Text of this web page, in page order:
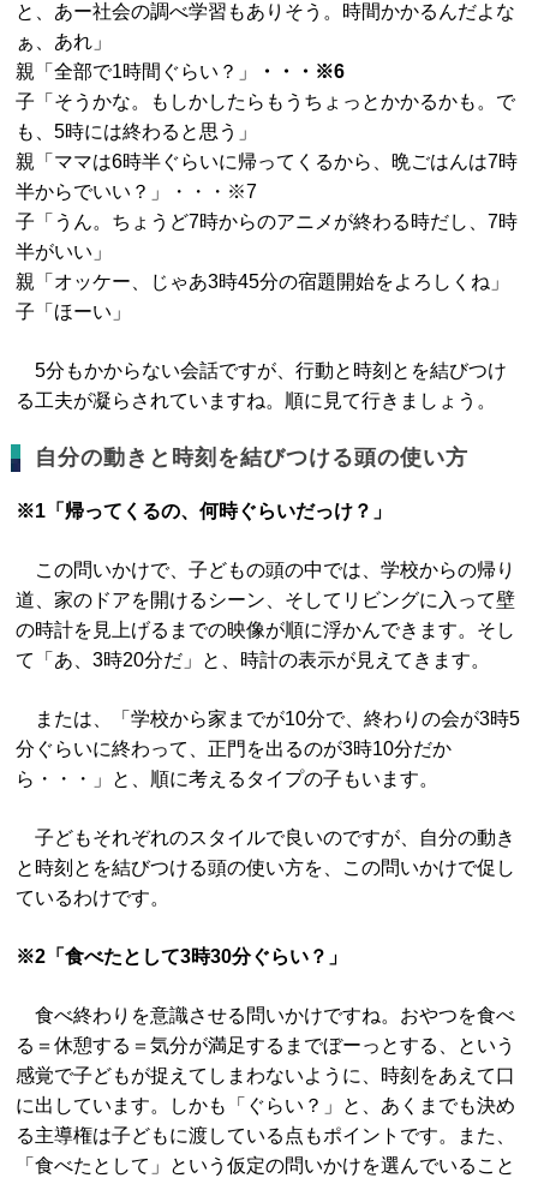
と、あー社会の調べ学習もありそう。時間かかるんだよな
ぁ、あれ」
親「全部で1時間ぐらい？」
・・・※6
子「そうかな。もしかしたらもうちょっとかかるかも。で
も、5時には終わると思う」
親「ママは6時半ぐらいに帰ってくるから、晩ごはんは7時
半からでいい？」・・・※7
子「うん。ちょうど7時からのアニメが終わる時だし、7時
半がいい」
親「オッケー、じゃあ3時45分の宿題開始をよろしくね」
子「ほーい」
5分もかからない会話ですが、行動と時刻とを結びつけ
る工夫が凝らされていますね。順に見て行きましょう。
自分の動きと時刻を結びつける頭の使い方
※1「帰ってくるの、何時ぐらいだっけ？」
この問いかけで、子どもの頭の中では、学校からの帰り
道、家のドアを開けるシーン、そしてリビングに入って壁
の時計を見上げるまでの映像が順に浮かんできます。そし
て「あ、3時20分だ」と、時計の表示が見えてきます。
または、「学校から家までが10分で、終わりの会が3時5
分ぐらいに終わって、正門を出るのが3時10分だか
ら・・・」と、順に考えるタイプの子もいます。
子どもそれぞれのスタイルで良いのですが、自分の動き
と時刻とを結びつける頭の使い方を、この問いかけで促し
ているわけです。
※2「食べたとして3時30分ぐらい？」
食べ終わりを意識させる問いかけですね。おやつを食べ
る＝休憩する＝気分が満足するまでぼーっとする、という
感覚で子どもが捉えてしまわないように、時刻をあえて口
に出しています。しかも「ぐらい？」と、あくまでも決め
る主導権は子どもに渡している点もポイントです。また、
「食べたとして」という仮定の問いかけを選んでいること